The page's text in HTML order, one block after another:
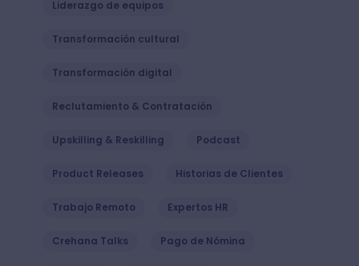
Liderazgo de equipos
Transformación cultural
Transformación digital
Reclutamiento & Contratación
Upskilling & Reskilling Podcast
Product Releases Historias de Clientes
Trabajo Remoto Expertos HR
Crehana Talks Pago de Nómina